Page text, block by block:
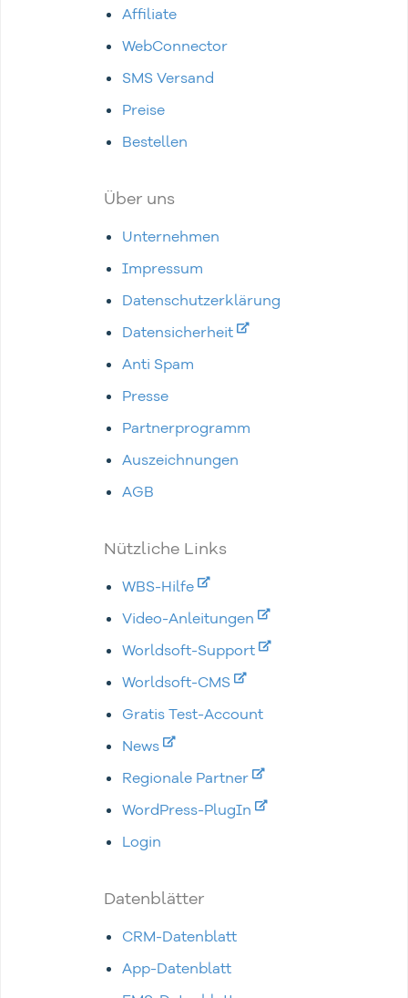
Affiliate
WebConnector
SMS Versand
Preise
Bestellen
Über uns
Unternehmen
Impressum
Datenschutzerklärung
Datensicherheit
Anti Spam
Presse
Partnerprogramm
Auszeichnungen
AGB
Nützliche Links
WBS-Hilfe
Video-Anleitungen
Worldsoft-Support
Worldsoft-CMS
Gratis Test-Account
News
Regionale Partner
WordPress-PlugIn
Login
Datenblätter
CRM-Datenblatt
App-Datenblatt